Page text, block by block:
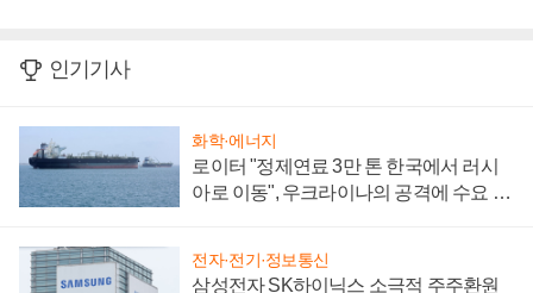
인기기사
화학·에너지
로이터 "정제연료 3만 톤 한국에서 러시
아로 이동", 우크라이나의 공격에 수요 늘
전자·전기·정보통신
삼성전자 SK하이닉스 소극적 주주환원